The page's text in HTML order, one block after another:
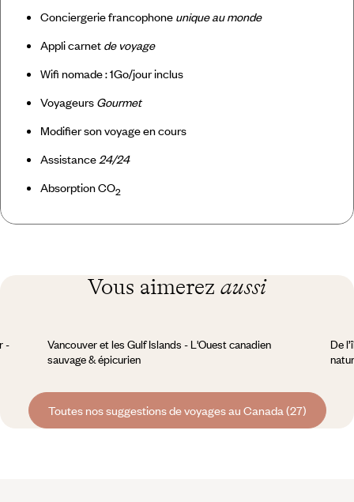
Conciergerie francophone unique au monde
Appli carnet de voyage
Wifi nomade : 1Go/jour inclus
Voyageurs Gourmet
Modifier son voyage en cours
Assistance 24/24
Absorption CO2
Vous aimerez aussi
-
Vancouver et les Gulf Islands - L'Ouest canadien
sauvage & épicurien
De
Toutes nos suggestions de voyages au Canada (27)